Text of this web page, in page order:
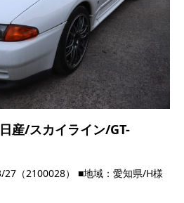
スカイライン/GT-
（2100028） ■地域：愛知県/H様